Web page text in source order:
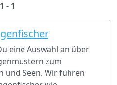
1 - 1
eine Auswahl an über
zum
und Seen. Wir führen